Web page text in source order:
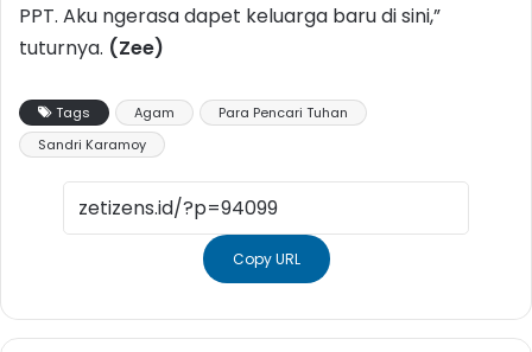
PPT. Aku ngerasa dapet keluarga baru di sini,”
tuturnya. (Zee)
Tags Agam
Para Pencari Tuhan
Sandri Karamoy
Copy URL